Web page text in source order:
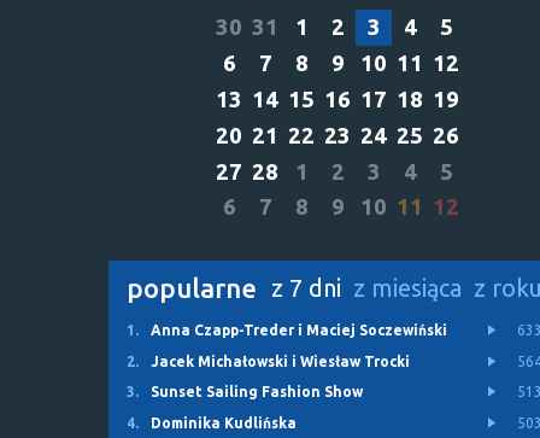
30 31 1 2 3 4
5
6
7 8 9 10 11 12
13 14 15 16 17 18 19
20 21 22 23 24 25 26
27 28 1 2 3 4
5
6
7 8 9 10 11 12
popularne z 7 dni z miesiąca z
1. Anna Czapp-Treder i Maciej Soczewiński
2.
Jacek Michałowski i Wiesław Trocki
3.
Sunset Sailing Fashion Show
4.
Dominika Kudlińska